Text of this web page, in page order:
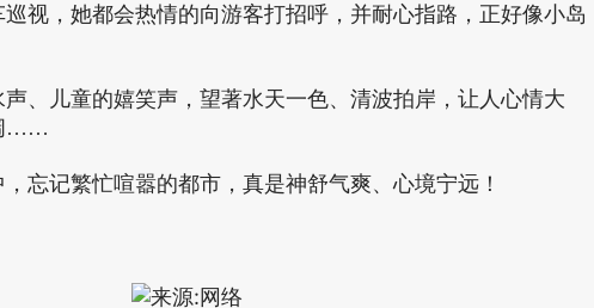
视，她都会热情的向游客打招呼，并耐心指路，正好像小岛
、儿童的嬉笑声，望著水天一色、清波拍岸，让人心情大
……
忘记繁忙喧嚣的都市，真是神舒气爽、心境宁远！